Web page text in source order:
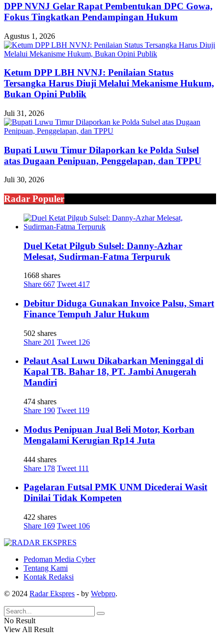
DPP NVNJ Gelar Rapat Pembentukan DPC Gowa,
Fokus Tingkatkan Pendampingan Hukum
Agustus 1, 2026
Ketum DPP LBH NVNJ: Penilaian Status
Tersangka Harus Diuji Melalui Mekanisme Hukum,
Bukan Opini Publik
Juli 31, 2026
Bupati Luwu Timur Dilaporkan ke Polda Sulsel
atas Dugaan Penipuan, Penggelapan, dan TPPU
Juli 30, 2026
Radar Populer
Duel Ketat Pilgub Sulsel: Danny-Azhar
Melesat, Sudirman-Fatma Terpuruk
1668 shares
Share 667 Tweet 417
Debitur Diduga Gunakan Invoice Palsu, Smart
Finance Tempuh Jalur Hukum
502 shares
Share 201 Tweet 126
Pelaut Asal Luwu Dikabarkan Meninggal di
Kapal TB. Bahar 18, PT. Jambi Anugerah
Mandiri
474 shares
Share 190 Tweet 119
Modus Penipuan Jual Beli Motor, Korban
Mengalami Kerugian Rp14 Juta
444 shares
Share 178 Tweet 111
Pagelaran Futsal PMK UNM Dicederai Wasit
Dinilai Tidak Kompeten
422 shares
Share 169 Tweet 106
Pedoman Media Cyber
Tentang Kami
Kontak Redaksi
© 2024 Radar Ekspres - by Webpro.
No Result
View All Result